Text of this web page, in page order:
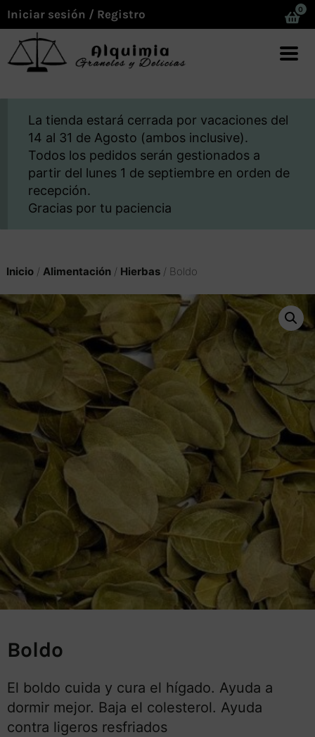
Iniciar sesión / Registro 0
La tienda estará cerrada por vacaciones del
14 al 31 de Agosto (ambos inclusive).
Todos los pedidos serán gestionados a
partir del lunes 1 de septiembre en orden de
recepción.
Gracias por tu paciencia
Inicio/ Alimentación/ Hierbas/ Boldo
Boldo
El boldo cuida y cura el hígado. Ayuda a
dormir mejor. Baja el colesterol. Ayuda
contra ligeros resfriados